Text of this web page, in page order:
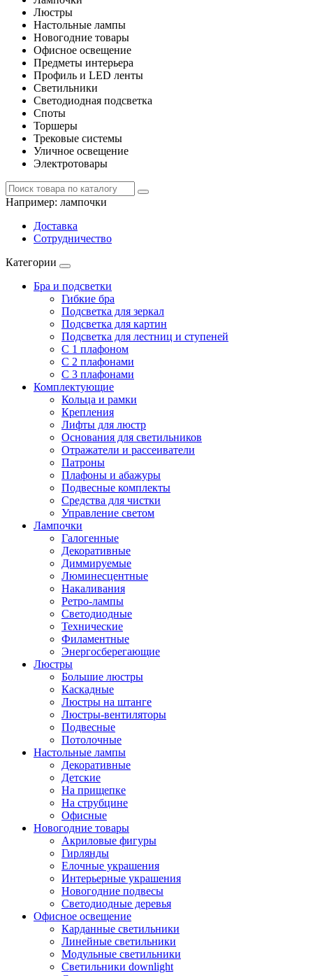
Люстры
Настольные лампы
Новогодние товары
Офисное освещение
Предметы интерьера
Профиль и LED ленты
Светильники
Светодиодная подсветка
Споты
Торшеры
Трековые системы
Уличное освещение
Электротовары
Например: лампочки
Доставка
Сотрудничество
Категории
Бра и подсветки
Гибкие бра
Подсветка для зеркал
Подсветка для картин
Подсветка для лестниц и ступеней
С 1 плафоном
С 2 плафонами
С 3 плафонами
Комплектующие
Кольца и рамки
Крепления
Лифты для люстр
Основания для светильников
Отражатели и рассеиватели
Патроны
Плафоны и абажуры
Подвесные комплекты
Средства для чистки
Управление светом
Лампочки
Галогенные
Декоративные
Диммируемые
Люминесцентные
Накаливания
Ретро-лампы
Светодиодные
Технические
Филаментные
Энергосберегающие
Люстры
Большие люстры
Каскадные
Люстры на штанге
Люстры-вентиляторы
Подвесные
Потолочные
Настольные лампы
Декоративные
Детские
На прищепке
На струбцине
Офисные
Новогодние товары
Акриловые фигуры
Гирлянды
Елочные украшения
Интерьерные украшения
Новогодние подвесы
Светодиодные деревья
Офисное освещение
Карданные светильники
Линейные светильники
Модульные светильники
Светильники downlight